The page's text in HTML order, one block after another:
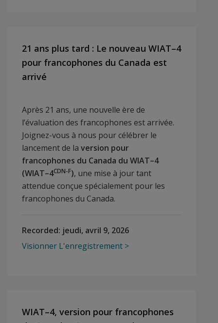
21 ans plus tard : Le nouveau WIAT–4
pour francophones du Canada est
arrivé
Après 21 ans, une nouvelle ère de
l’évaluation des francophones est arrivée.
Joignez-vous à nous pour célébrer le
lancement de la version pour
francophones du Canada du WIAT–4
(WIAT–4CDN-F), une mise à jour tant
attendue conçue spécialement pour les
francophones du Canada.
Recorded: jeudi, avril 9, 2026
Visionner L'enregistrement
WIAT–4, version pour francophones